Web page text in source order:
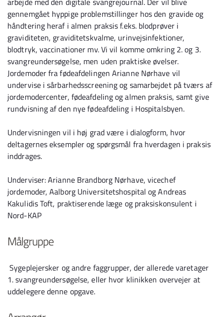
gennemgået hyppige problemstillinger hos den gravide og
håndtering heraf i almen praksis f.eks. blodprøver i
graviditeten, graviditetskvalme, urinvejsinfektioner,
blodtryk, vaccinationer mv. Vi vil komme omkring 2. og 3.
svangreundersøgelse, men uden praktiske øvelser.
Jordemoder fra fødeafdelingen Arianne Nørhave vil
undervise i sårbarhedsscreening og samarbejdet på tværs af
jordemodercenter, fødeafdeling og almen praksis, samt give
rundvisning af den nye fødeafdeling i Hospitalsbyen.
Undervisningen vil i høj grad være i dialogform, hvor
deltagernes eksempler og spørgsmål fra hverdagen i praksis
inddrages.
Underviser: Arianne Brandborg Nørhave, vicechef
jordemoder, Aalborg Universitetshospital og Andreas
Kakulidis Toft, praktiserende læge og praksiskonsulent i
Nord-KAP
Målgruppe
Sygeplejersker og andre faggrupper, der allerede varetager
1. svangreundersøgelse, eller hvor klinikken overvejer at
uddelegere denne opgave.